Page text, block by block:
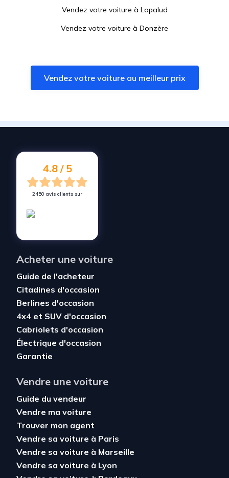
Vendez votre voiture à Lapalud
Vendez votre voiture à Donzère
Vendez votre voiture àLes Mages
Vendez votre voiture à Bessèges
Vendez votre voiture à
Vendez votre voiture au meilleur prix
4.8 / 5
2450 avis clients sur
Acheter une voiture
Guide de l'acheteur
Citadines d'occasion
Berlines d'occasion
4x4 et SUV d'occasion
Cabriolets d'occasion
Électrique d'occasion
Garantie
Vendre une voiture
Guide du vendeur
Vendre ma voiture
Trouver mon agent
Vendre sa voiture à Paris
Vendre sa voiture à Marseille
Vendre sa voiture à Lyon